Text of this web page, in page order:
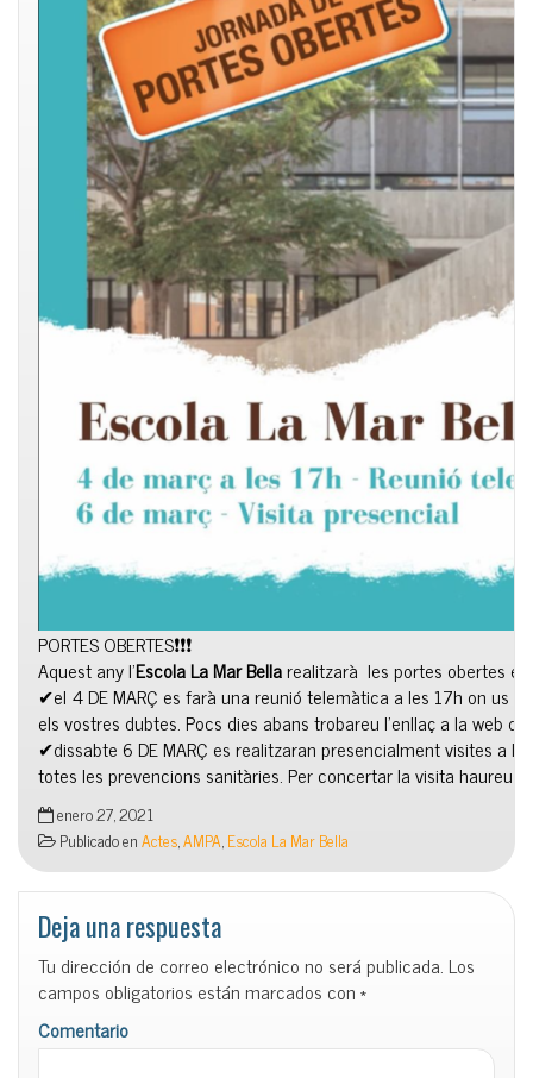
PORTES OBERTES❗❗❗
Aquest any l’Escola La Mar Bellarealitzarà les portes obertes
✔el 4 DE MARÇ es farà una reunió telemàtica a les 17h on us
els vostres dubtes. Pocs dies abans trobareu l’enllaç a laweb de
✔dissabte 6 DE MARÇ es realitzaran presencialment visites a
totes les prevencions sanitàries. Per concertar la visita haureu
enero 27, 2021
Publicado enActes,AMPA,Escola La Mar Bella
Deja una respuesta
Tu dirección de correo electrónico no será publicada.Los
campos obligatorios están marcados con*
Comentario